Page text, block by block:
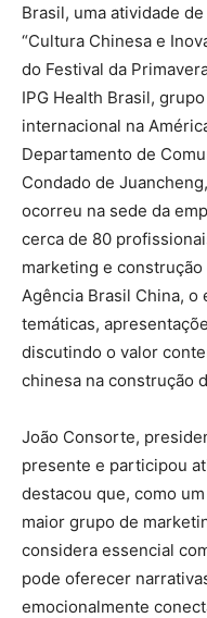
Brasil, uma atividade
“Cultura Chinesa e
do Festival da
IPG Health Brasil,
internacional na
Departamento de
Condado de
ocorreu na sede da
cerca de 80
marketing e
Agência Brasil China,
temáticas,
discutindo o valor
chinesa na construção
João Consorte,
presente e participou
destacou que, como
maior grupo de
considera essencial
pode oferecer
emocionalmente